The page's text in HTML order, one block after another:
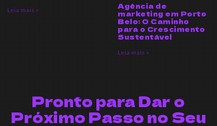
Leia mais »
Agência de
marketing em Porto
Belo: O Caminho
para o Crescimento
Sustentável
Leia mais »
Pronto para Dar o
Próximo Passo no Seu